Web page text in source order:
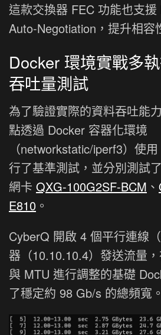
這款交換器 FEC 功能也支
Auto-Negotiation，提升相容
Docker 環境實戰多
吞吐量測試
為了驗證實際的資料吞吐能
點透過 Docker 容器化環境
（networkstatic/iperf3）使
行了基準測試，並分別測試
網卡 QXG-100G2SF-BCM 、
E810 。
CyberQ 開啟 4 個平行連線
器（10.10.10.4）發送流量
與 MTU 進行調整的基礎
了穩定約 98 Gb/s 的總頻寬。